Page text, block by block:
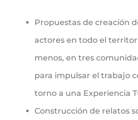
Propuestas de creación
actores en todo el
menos, en tres
para impulsar el trabajo
torno a una Experiencia
Construcción de relatos